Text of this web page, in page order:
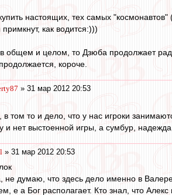
настоящих, тех самых
примкнут, как водится:)))
общем и целом, то Дзюба продолжает
короче.
» 31 мар 2012 20:53
в том то и дело, что у нас игроки
и нет выстоенной игры, а сумбур,
» 31 мар 2012 20:53
не думаю, что здесь дело именно в
е а Бог располагает. Кто знал, что